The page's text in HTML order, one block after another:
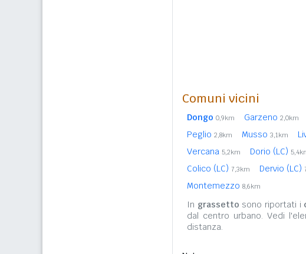
Comuni vicini
Dongo 0,9km Garzeno 2,0km
Peglio 2,8km Musso 3,1km
Vercana 5,2km Dorio (LC)
Colico (LC) 7,3km Dervio (LC)
Montemezzo 8,6km
In grassetto sono riportati i
dal centro urbano. Vedi
distanza.